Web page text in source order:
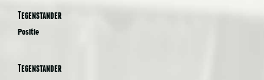
Tegenstander
Positie
Tegenstander